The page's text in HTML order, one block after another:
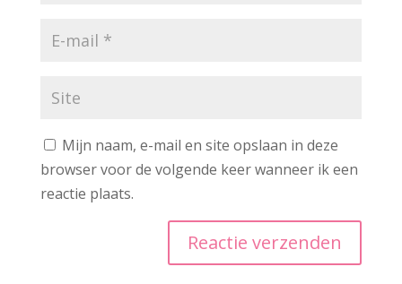
Mijn naam, e-mail en site opslaan in deze
browser voor de volgende keer wanneer ik een
reactie plaats.